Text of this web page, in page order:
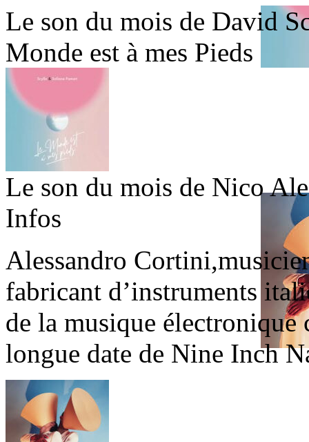
Le son du mois de David
Monde est à mes Pieds
Le son du mois de Nico
Infos
Alessandro
fabricant d’instruments
de la musique électronique
longue date de Nine Inch